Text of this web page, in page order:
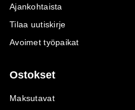
Ajankohtaista
Tilaa uutiskirje
Avoimet työpaikat
Ostokset
Maksutavat